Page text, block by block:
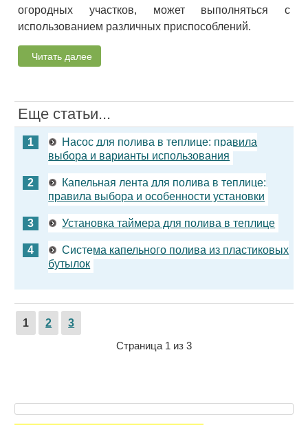
огородных участков, может выполняться с
использованием различных приспособлений.
Читать далее
Еще статьи...
Насос для полива в теплице: правила
выбора и варианты использования
Капельная лента для полива в теплице:
правила выбора и особенности установки
Установка таймера для полива в теплице
Система капельного полива из пластиковых
бутылок
1 2
3
Страница 1 из 3